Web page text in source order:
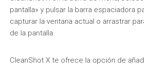
pantalla» y pulsar la barra espaciadora
capturar la ventana actual o arrastrar
de la pantalla.
CleanShot X te ofrece la opción de